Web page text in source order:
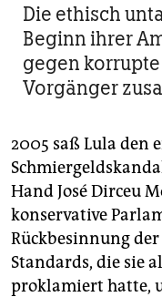
Die ethisch
Beginn ihrer
gegen
Vorgänger
2005 saß Lula den
Hand José Dirceu
konservative
Rückbesinnung
Standards, die sie
proklamiert hatte,